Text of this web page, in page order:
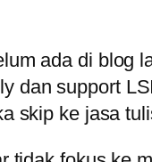
ada di blog
dan support
skip ke jasa